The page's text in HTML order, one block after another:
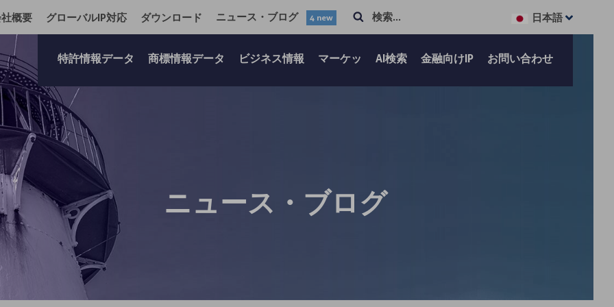
概要 グローバルIP対応 ダウンロード ニュース・ブログ 4 new
検
索...
Search 日本語
特許情報データ 商標情報データ ビジネス情報 マーケッ AI検索 金融向けIP お問い合わせ
ニュース・ブログ